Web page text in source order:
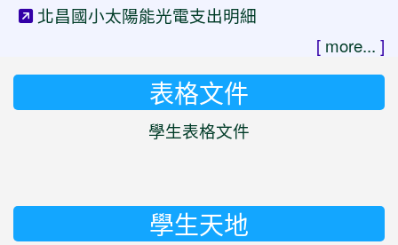
北昌國小太陽能光電支出明細
[ more... ]
表格文件
學生表格文件
學生天地